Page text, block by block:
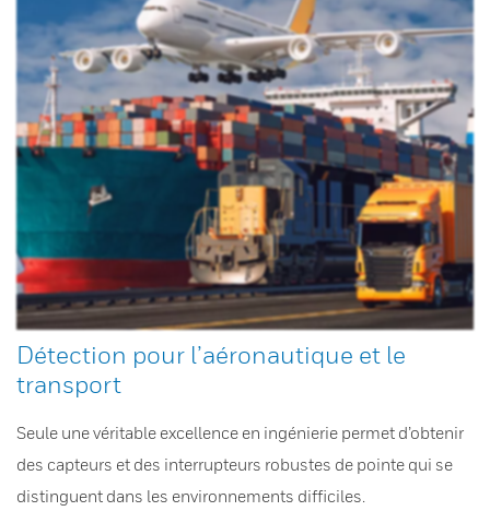
Détection pour l’aéronautique et le
transport
Seule une véritable excellence en ingénierie permet d’obtenir
des capteurs et des interrupteurs robustes de pointe qui se
distinguent dans les environnements difficiles.